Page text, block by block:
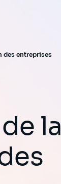
des entreprises